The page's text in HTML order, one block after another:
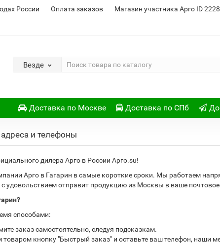
России Оплата заказов Магазин участника Арго ID
Везде
Доставка по Москве Доставка по СПб
и телефоны
дилера Арго в России Арго.su!
Арго в Гагарин в самые короткие сроки. Мы работаем
удовольствием отправит продукцию из Москвы в ваше почтовое
способами:
заказ самостоятельно, следуя подсказкам.
кнопку "Быстрый заказ" и оставьте ваш телефон, наши